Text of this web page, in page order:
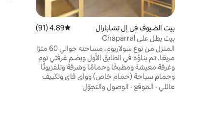
بيت الضيوف في إل تشابارال متوسط التقييم 4.89 من 5، 91 مراجعات
4.89 (91)
بيت يطل على Chaparral
المنزل من نوع سولاريوم، مساحته حوالي 60 مترًا
مربعًا. تم بناؤه في الطابق الأول ويضم غرفتي نوم
وغرفة معيشة ومطبخًا وحمامًا وشرفة وتلفزيونًا
وحمام سباحة (حمام خاص) وواي فاي وتكييف
هواء. نحن على بعد 5 كم من مدينة توريفايجا،
ويقع الشاطئ على نفس المسافة. تبعد
عائلي · الموقع · الوصول والتجوّل